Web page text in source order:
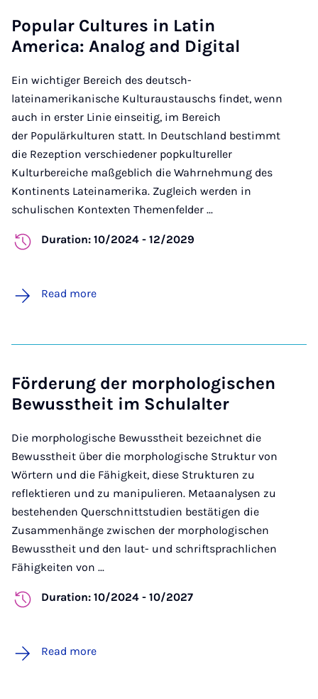
Popular Cultures in Latin
America: Analog and Digital
Ein wichtiger Bereich des deutsch-
lateinamerikanische Kulturaustauschs findet, wenn
auch in erster Linie einseitig, im Bereich
der Populärkulturen statt. In Deutschland bestimmt
die Rezeption verschiedener popkultureller
Kulturbereiche maßgeblich die Wahrnehmung des
Kontinents Lateinamerika. Zugleich werden in
schulischen Kontexten Themenfelder ...
Duration: 10/2024 - 12/2029
Read more
Förderung der morphologischen
Bewusstheit im Schulalter
Die morphologische Bewusstheit bezeichnet die
Bewusstheit über die morphologische Struktur von
Wörtern und die Fähigkeit, diese Strukturen zu
reflektieren und zu manipulieren. Metaanalysen zu
bestehenden Querschnittstudien bestätigen die
Zusammenhänge zwischen der morphologischen
Bewusstheit und den laut- und schriftsprachlichen
Fähigkeiten von ...
Duration: 10/2024 - 10/2027
Read more